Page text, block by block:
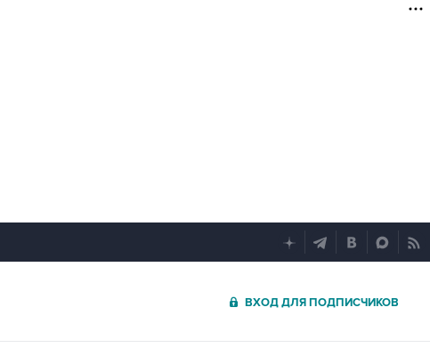
ВХОД ДЛЯ ПОДПИСЧИКОВ